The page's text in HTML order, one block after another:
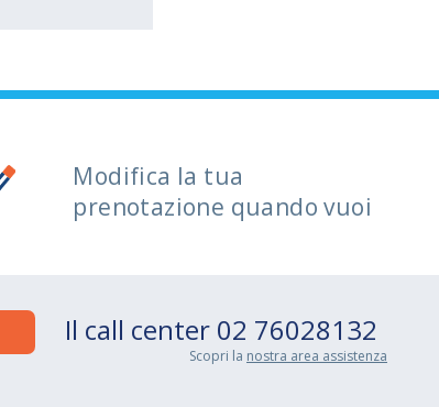
Modifica la tua
prenotazione quando vuoi
Il call center 02 76028132
Scopri la nostra area assistenza